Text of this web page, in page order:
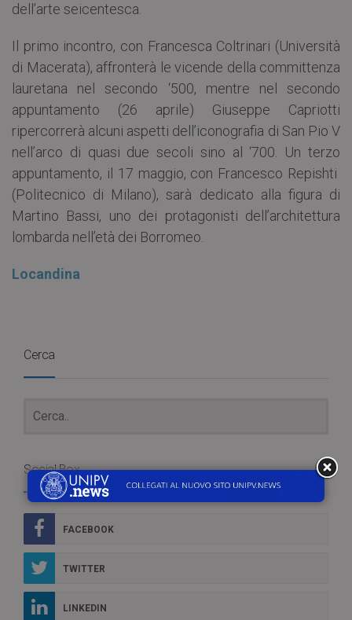
dell’arte seicentesca.
Il primo incontro, con Francesca Coltrinari (Università
di Macerata), affronterà le vicende della committenza
lauretana nel secondo ‘500, mentre nel secondo
appuntamento (26 aprile) Giuseppe Capriotti
ripercorrerà alcuni aspetti dell’iconografia di San Pio V
nell’arco di quasi due secoli sino al ‘700. Un terzo
appuntamento, il 17 maggio, con Francesco Repishti
(Politecnico di Milano), sarà dedicato alla figura di
Martino Bassi, uno dei protagonisti dell’architettura
lombarda nell’età dei Borromeo.
Locandina
Cerca
Social Box
FACEBOOK
TWITTER
LINKEDIN